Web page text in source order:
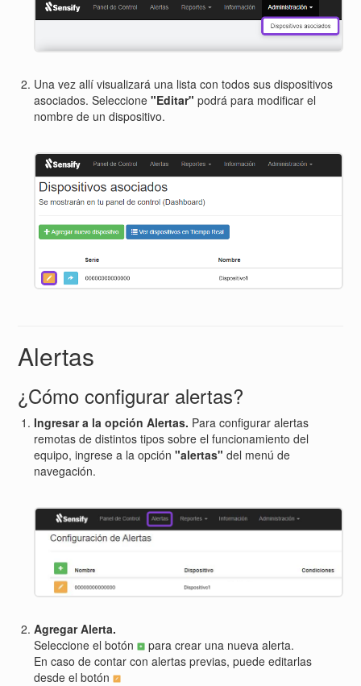
Una vez allí visualizará una lista con todos sus dispositivos
asociados. Seleccione"Editar" podrá para modificar el
nombre de un dispositivo.
Alertas
¿Cómo configurar alertas?
Ingresar a la opción Alertas. Para configurar alertas
remotas de distintos tipos sobre el funcionamiento del
equipo, ingrese a la opción"alertas" del menú de
navegación.
Agregar Alerta.
Seleccione el botón
para crear una nueva alerta.
En caso de contar con alertas previas, puede editarlas
desde el botón